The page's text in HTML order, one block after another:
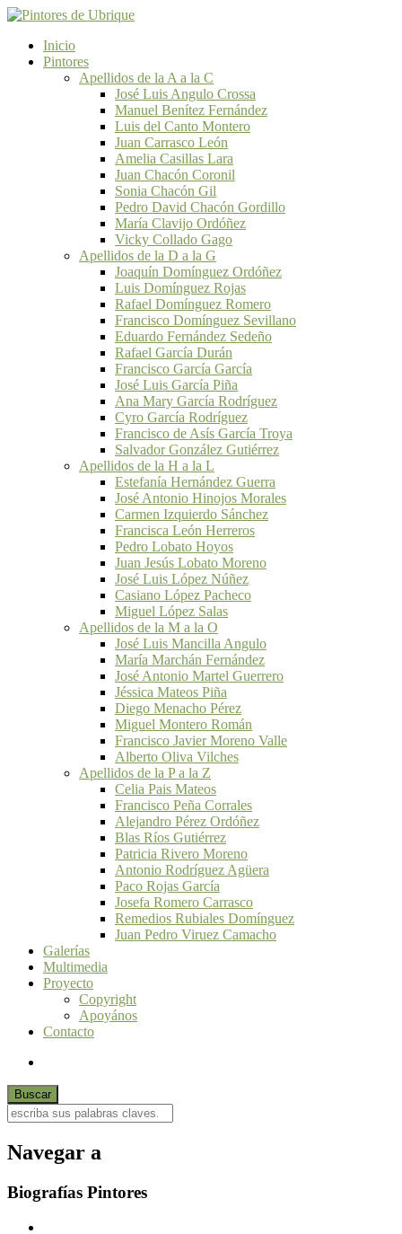
Inicio
Pintores
Apellidos de la A a la C
José Luis Angulo Crossa
Manuel Benítez Fernández
Luis del Canto Montero
Juan Carrasco León
Amelia Casillas Lara
Juan Chacón Coronil
Sonia Chacón Gil
Pedro David Chacón Gordillo
María Clavijo Ordóñez
Vicky Collado Gago
Apellidos de la D a la G
Joaquín Domínguez Ordóñez
Luis Domínguez Rojas
Rafael Domínguez Romero
Francisco Domínguez Sevillano
Eduardo Fernández Sedeño
Rafael García Durán
Francisco García García
José Luis García Piña
Ana Mary García Rodríguez
Cyro García Rodríguez
Francisco de Asís García Troya
Salvador González Gutiérrez
Apellidos de la H a la L
Estefanía Hernández Guerra
José Antonio Hinojos Morales
Carmen Izquierdo Sánchez
Francisca León Herreros
Pedro Lobato Hoyos
Juan Jesús Lobato Moreno
José Luis López Núñez
Casiano López Pacheco
Miguel López Salas
Apellidos de la M a la O
José Luis Mancilla Angulo
María Marchán Fernández
José Antonio Martel Guerrero
Jéssica Mateos Piña
Diego Menacho Pérez
Miguel Montero Román
Francisco Javier Moreno Valle
Alberto Oliva Vilches
Apellidos de la P a la Z
Celia Pais Mateos
Francisco Peña Corrales
Alejandro Pérez Ordóñez
Blas Ríos Gutiérrez
Patricia Rivero Moreno
Antonio Rodríguez Agüera
Paco Rojas García
Josefa Romero Carrasco
Remedios Rubiales Domínguez
Juan Pedro Viruez Camacho
Galerías
Multimedia
Proyecto
Copyright
Apoyános
Contacto
Navegar a
Biografías Pintores